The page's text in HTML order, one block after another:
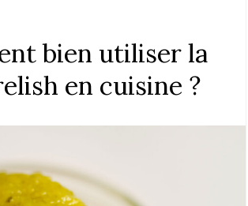
bien utiliser la
en cuisine ?